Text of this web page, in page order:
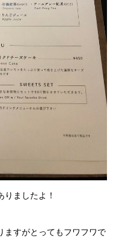
ましたよ！
ますがとってもフワフワで